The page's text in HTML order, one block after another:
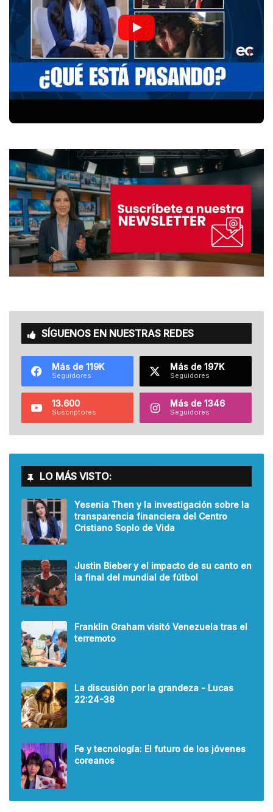
SÍGUENOS EN NUESTRAS REDES
Más de 119K
Seguidores
Más de 197K
Seguidores
13.600
Suscriptores
Más de 1346
Seguidores
LO MÁS VISTO:
Yesenia Then y la investigación sobre la
transparencia financiera del Centro
Cristiano Soplo de Vida
Justin Bieber y el impacto de su canto en
la final del mundial de fútbol
Franklin Graham visitó Venezuela tras el
terremoto
La discusión por la grandeza - Lucas
22:24-38
Fe y tecnología: El futuro de los jóvenes
coreanos